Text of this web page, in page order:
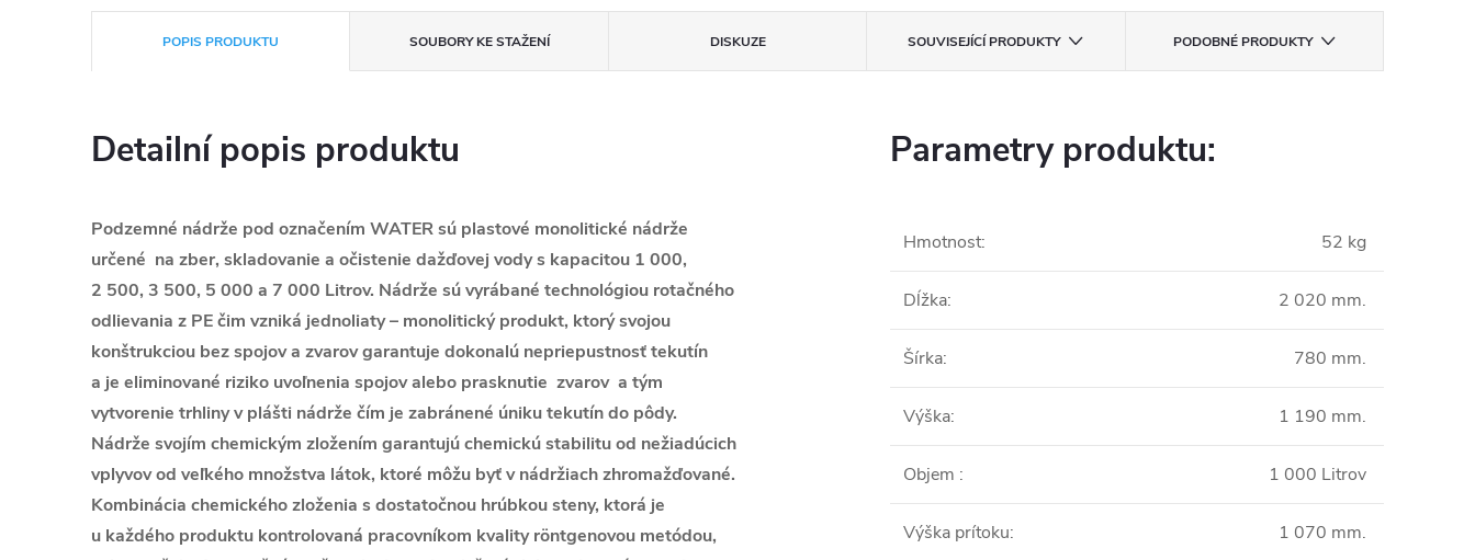
POPIS PRODUKTU SOUBORY KE STAŽENÍ DISKUZE SOUVISEJÍCÍ PRODUKTY PODOBNÉ PRODUKTY
Detailní popis produktu
Podzemné nádrže pod označením WATER sú plastové monolitické nádrže
určené na zber, skladovanie a očistenie dažďovej vody s kapacitou 1 000,
2 500, 3 500, 5 000 a 7 000 Litrov. Nádrže sú vyrábané technológiou rotačného
odlievania z PE čim vzniká jednoliaty – monolitický produkt, ktorý svojou
konštrukciou bez spojov a zvarov garantuje dokonalú nepriepustnosť tekutín
a je eliminované riziko uvoľnenia spojov alebo prasknutie zvarov a tým
vytvorenie trhliny v plášti nádrže čím je zabránené úniku tekutín do pôdy.
Nádrže svojím chemickým zložením garantujú chemickú stabilitu od nežiadúcich
vplyvov od veľkého množstva látok, ktoré môžu byť v nádržiach zhromažďované.
Kombinácia chemického zloženia s dostatočnou hrúbkou steny, ktorá je
u každého produktu kontrolovaná pracovníkom kvality röntgenovou metódou,
Parametry produktu:
Hmotnost: 52 kg
Dĺžka: 2 020 mm.
Šírka: 780 mm.
Výška: 1 190 mm.
Objem : 1 000 Litrov
Výška prítoku: 1 070 mm.